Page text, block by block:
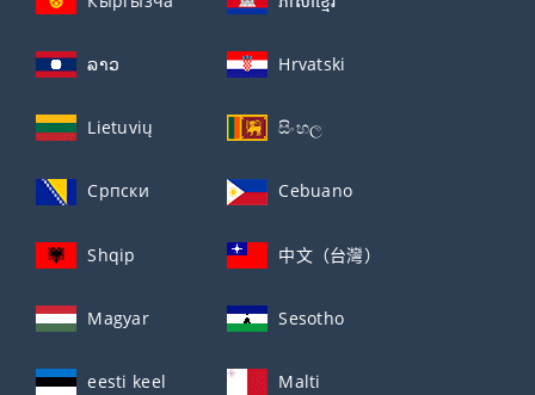
ລາວ Hrvatski
Lietuvių සිංහල
Српски Cebuano
Shqip 中文（台灣）
Magyar Sesotho
eesti keel Malti